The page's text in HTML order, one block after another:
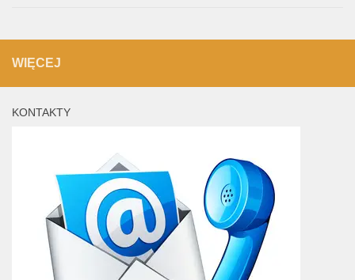
WIĘCEJ
KONTAKTY